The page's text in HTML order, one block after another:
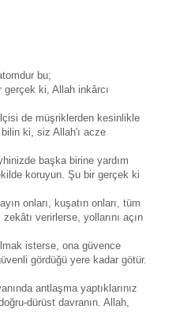
bu;
gerçek ki, Allah inkârcı
de müşriklerden kesinlikle
ki, siz Allah'ı acze
başka birine yardım
koruyun. Şu bir gerçek ki
onları, kuşatın onları, tüm
verirlerse, yollarını açın
isterse, ona güvence
gördüğü yere kadar götür.
antlaşma yaptıklarınız
dürüst davranın. Allah,